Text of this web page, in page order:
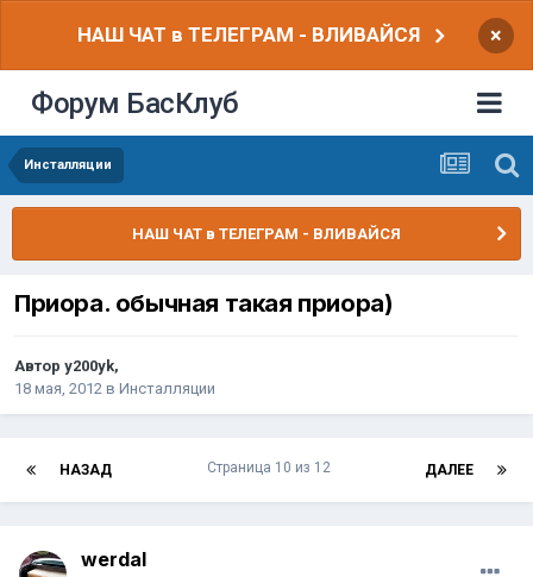
НАШ ЧАТ в ТЕЛЕГРАМ - ВЛИВАЙСЯ ×
Форум БасКлуб
Инсталляции
НАШ ЧАТ в ТЕЛЕГРАМ - ВЛИВАЙСЯ
Приора. обычная такая приора)
Автор y200yk,
18 мая, 2012 в Инсталляции
НАЗАД ДАЛЕЕ
Страница 10 из 12
werdal